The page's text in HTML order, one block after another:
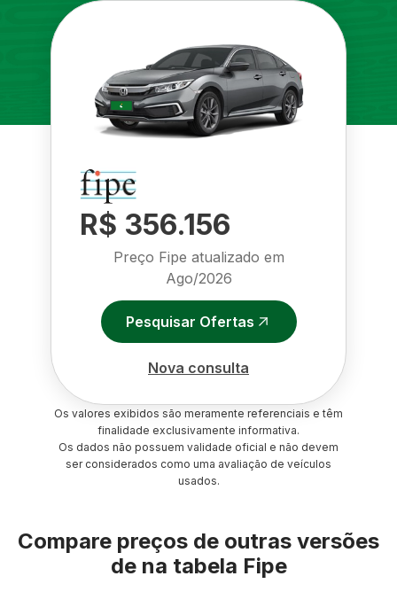
R$ 356.156
Preço Fipe atualizado em
Ago/2026
Pesquisar Ofertas
Nova consulta
Os valores exibidos são meramente referenciais e têm
finalidade exclusivamente informativa.
Os dados não possuem validade oficial e não devem
ser considerados como uma avaliação de veículos
usados.
Compare preços de outras versões
de na tabela Fipe